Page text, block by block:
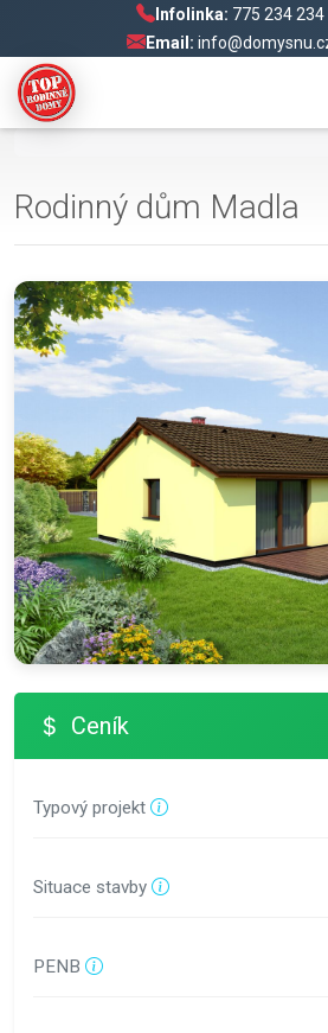
Infolinka: 775 234 234
Email:
Rodinný dům Madla
Ceník
Typový projekt
Situace stavby
PENB